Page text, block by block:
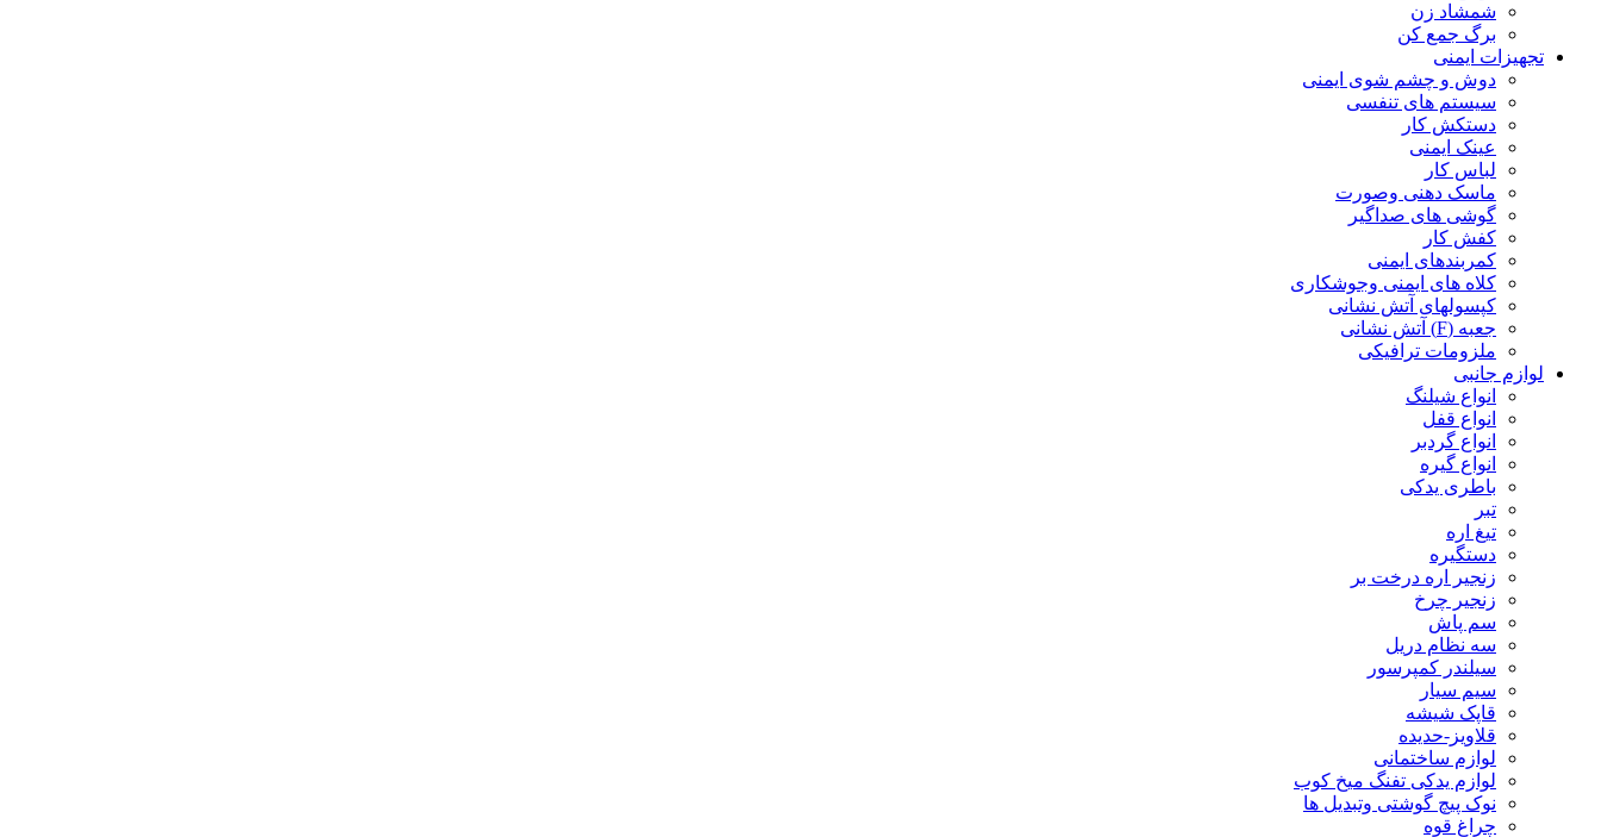
شمشاد زن
برگ جمع کن
تجهیزات ایمنی
دوش و چشم شوی ایمنی
سیستم های تنفسی
دستکش کار
عینک ایمنی
لباس کار
ماسک دهنی وصورت
گوشی های صداگیر
کفش کار
کمربندهای ایمنی
کلاه های ایمنی وجوشکاری
کپسولهای آتش نشانی
جعبه (F) آتش نشانی
ملزومات ترافیکی
لوازم جانبی
انواع شیلنگ
انواع قفل
انواع گردبر
انواع گیره
باطری یدکی
تبر
تیغ اره
دستگیره
زنجیر اره درخت بر
زنجیر چرخ
سم پاش
سه نظام دریل
سیلندر کمپرسور
سیم سیار
قاپک شیشه
قلاویز-حدیده
لوازم ساختمانی
لوازم یدکی تفنگ میخ کوب
نوک پیچ گوشتی وتبدیل ها
چراغ قوه